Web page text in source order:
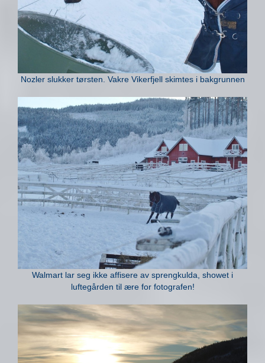
Nozler slukker tørsten. Vakre Vikerfjell skimtes i bakgrunnen
Walmart lar seg ikke affisere av sprengkulda, showet i
luftegården til ære for fotografen!